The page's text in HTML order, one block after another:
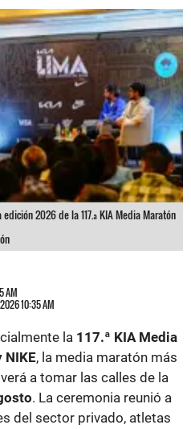
2026 de la 117.ª KIA Media Maratón
AM
10:35 AM
la 117.ª KIA Media
NIKE, la media maratón más
a tomar las calles de la
. La ceremonia reunió a
del sector privado, atletas